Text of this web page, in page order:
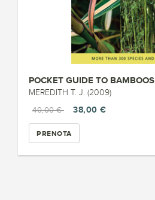
POCKET GUIDE TO BAMBOOS
MEREDITH T. J. (2009)
40,00 €
38,00 €
PRENOTA